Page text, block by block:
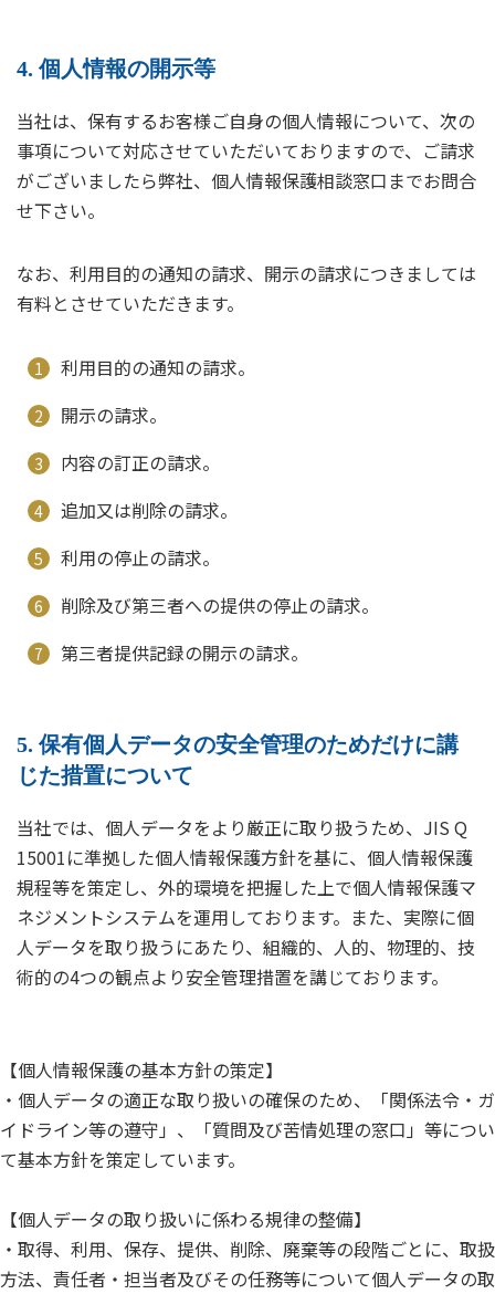
4. 個人情報の開示等
当社は、保有するお客様ご自身の個人情報について、次の
事項について対応させていただいておりますので、ご請求
がございましたら弊社、個人情報保護相談窓口までお問合
せ下さい。
なお、利用目的の通知の請求、開示の請求につきましては
有料とさせていただきます。
利用目的の通知の請求。
開示の請求。
内容の訂正の請求。
追加又は削除の請求。
利用の停止の請求。
削除及び第三者への提供の停止の請求。
第三者提供記録の開示の請求。
5. 保有個人データの安全管理のためだけに講
じた措置について
当社では、個人データをより厳正に取り扱うため、JIS Q
15001に準拠した個人情報保護方針を基に、個人情報保護
規程等を策定し、外的環境を把握した上で個人情報保護マ
ネジメントシステムを運用しております。また、実際に個
人データを取り扱うにあたり、組織的、人的、物理的、技
術的の4つの観点より安全管理措置を講じております。
【個人情報保護の基本方針の策定】
・個人データの適正な取り扱いの確保のため、「関係法令・ガ
イドライン等の遵守」、「質問及び苦情処理の窓口」等につい
て基本方針を策定しています。
【個人データの取り扱いに係わる規律の整備】
・取得、利用、保存、提供、削除、廃棄等の段階ごとに、取扱
方法、責任者・担当者及びその任務等について個人データの取